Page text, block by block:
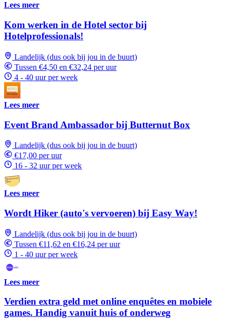
Lees meer
Kom werken in de Hotel sector bij
Hotelprofessionals!
Landelijk (dus ook bij jou in de buurt)
Tussen €4,50 en €32,24 per uur
4 - 40 uur per week
Lees meer
Event Brand Ambassador bij Butternut Box
Landelijk (dus ook bij jou in de buurt)
€17,00 per uur
16 - 32 uur per week
Lees meer
Wordt Hiker (auto's vervoeren) bij Easy Way!
Landelijk (dus ook bij jou in de buurt)
Tussen €11,62 en €16,24 per uur
1 - 40 uur per week
Lees meer
Verdien extra geld met online enquêtes en mobiele
games. Handig vanuit huis of onderweg